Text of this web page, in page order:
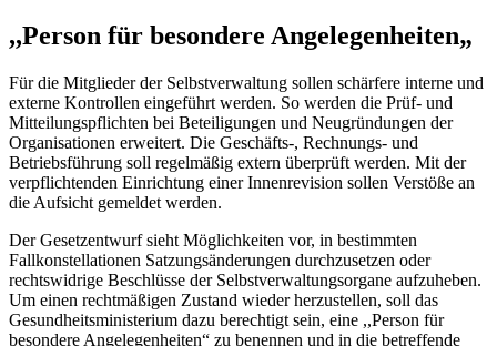
,,Person für besondere Angelegenheiten„
Für die Mitglieder der Selbstverwaltung sollen schärfere interne und
externe Kontrollen eingeführt werden. So werden die Prüf- und
Mitteilungspflichten bei Beteiligungen und Neugründungen der
Organisationen erweitert. Die Geschäfts-, Rechnungs- und
Betriebsführung soll regelmäßig extern überprüft werden. Mit der
verpflichtenden Einrichtung einer Innenrevision sollen Verstöße an
die Aufsicht gemeldet werden.
Der Gesetzentwurf sieht Möglichkeiten vor, in bestimmten
Fallkonstellationen Satzungsänderungen durchzusetzen oder
rechtswidrige Beschlüsse der Selbstverwaltungsorgane aufzuheben.
Um einen rechtmäßigen Zustand wieder herzustellen, soll das
Gesundheitsministerium dazu berechtigt sein, eine ,,Person für
besondere Angelegenheiten“ zu benennen und in die betreffende